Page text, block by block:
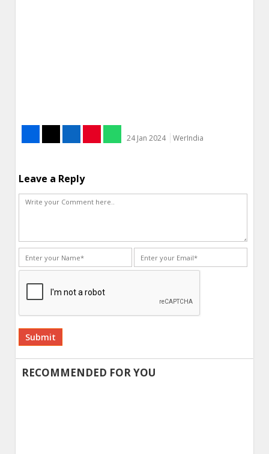
24 Jan 2024 WerIndia
Leave a Reply
Alternative:
RECOMMENDED FOR YOU